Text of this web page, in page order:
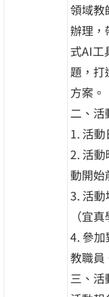
領域教
辦理，
式AI工
題，打
方案。
二、活
1. 活
2. 活
動開始
3. 活
（宜
4. 參
教職員
三、活